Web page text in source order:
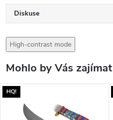
Diskuse
High-contrast mode
Mohlo by Vás zajímat
HQ!